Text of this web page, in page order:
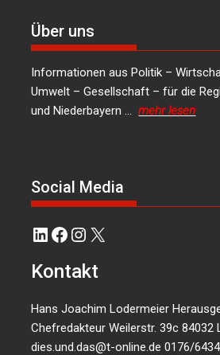
Über uns
Informationen aus Politik –
Umwelt – Gesellschaft – für die
und Niederbayern …mehr lesen
Social Media
LinkedIn
Facebook
Instagram
X
Kontakt
Hans Joachim Lodermeier
Chefredakteur Weilerstr. 39c 84032
dies.und.das@t-online.de 0176/